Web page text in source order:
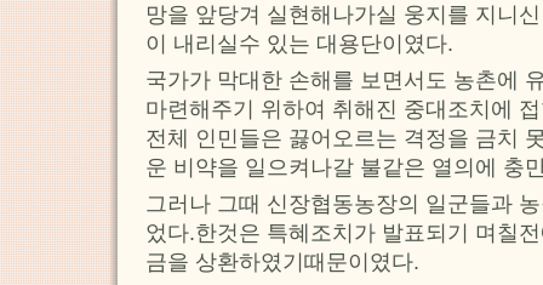
망을 앞당겨 실현해나가실 웅지를 지니
이 내리실수 있는 대용단이였다.
국가가 막대한 손해를 보면서도 농촌에
마련해주기 위하여 취해진 중대조치에
전체 인민들은 끓어오르는 격정을 금치
운 비약을 일으켜나갈 불같은 열의에 충
그러나 그때 신장협동농장의 일군들과
었다.한것은 특혜조치가 발표되기 며칠
금을 상환하였기때문이였다.